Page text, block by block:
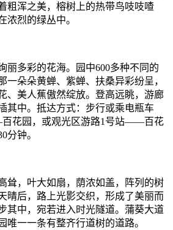
粗浑之美，榕树上的热带鸟吱吱喳
浓烈的绿丛中。
丽多彩的花海。园中600多种不同的
一朵朵黄蝉、紫蝉、扶桑异彩纷呈，
、美人蕉傲然绽放。登高远眺，游廊
其中。抵达方式：步行或乘电瓶车
花园，或观光区游路1号站——百花
分钟。
耸，叶大如扇，荫浓如盖，阵列的树
晴后，路上光影交织，形成了美丽而
其中，宛若进入时光隧道。蒲葵大道
唯一一条有整齐行道树的道路。